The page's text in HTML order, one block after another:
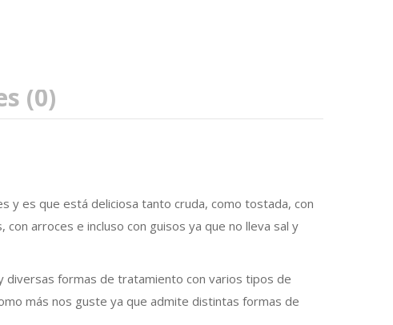
(0)
y es que está deliciosa tanto cruda, como tostada, con
arroces e incluso con guisos ya que no lleva sal y
diversas formas de tratamiento con varios tipos de
más nos guste ya que admite distintas formas de